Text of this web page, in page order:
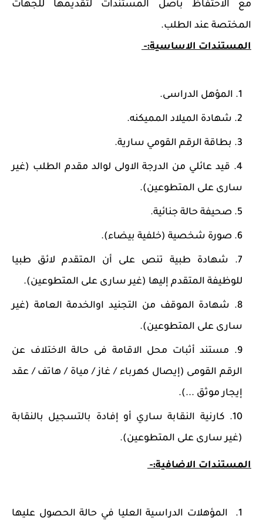
مع الاحتفاظ بأصل المستندات لتقديمها للجهات
المختصة عند الطلب.
المستندات الاساسية:-
المؤهل الدراسى.
شهادة الميلاد المميكنه.
بطاقة الرقم القومي سارية.
قيد عائلي من الدرجة الاولى لوالد مقدم الطلب (غير
سارى على المتطوعين).
صحيفة حالة جنائية.
صورة شخصية (خلفية بيضاء).
شهادة طبية تنص على أن المتقدم لائق طبيا
للوظيفة المتقدم إليها (غير سارى على المتطوعين).
شهادة الموقف من التجنيد اوالخدمة العامة (غير
سارى على المتطوعين).
مستند أثبات محل الاقامة فى حالة الاختلاف عن
الرقم القومى (إيصال كهرباء / غاز / مياة / هاتف / عقد
إيجار موثق ...).
كارنية النقابة ساري أو إفادة بالتسجيل بالنقابة
(غير سارى على المتطوعين).
المستندات الاضافية:-
المؤهلات الدراسية العليا في حالة الحصول عليها